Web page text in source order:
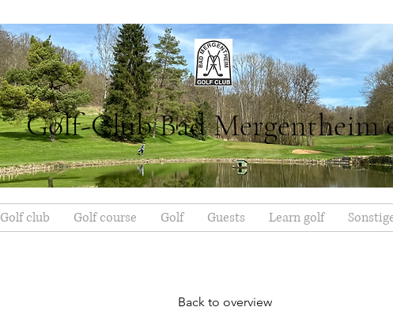
Golf-Club Bad Mergentheim
Golf club Golf course Golf Guests Learn golf
Back to overview